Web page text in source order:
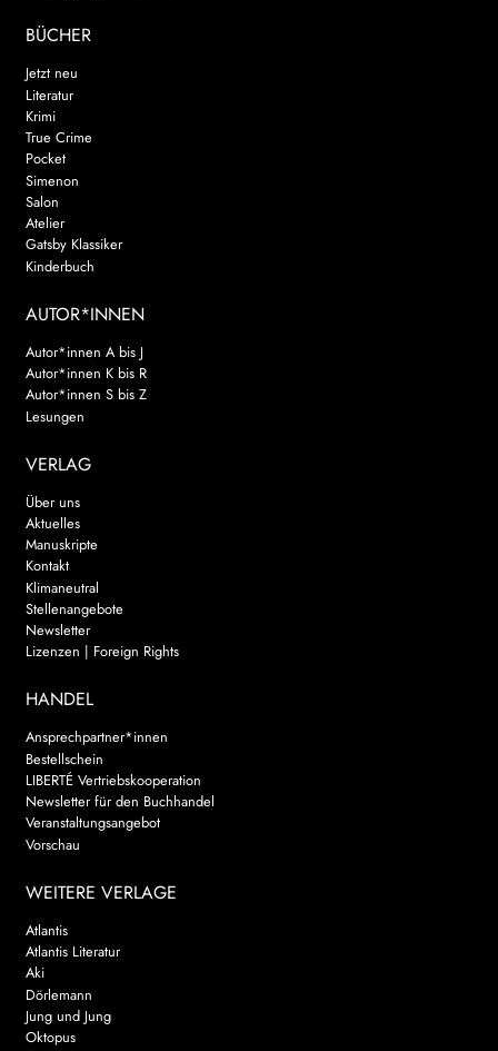
BÜCHER
Jetzt neu
Literatur
Krimi
True Crime
Pocket
Simenon
Salon
Atelier
Gatsby Klassiker
Kinderbuch
AUTOR*INNEN
Autor*innen A bis J
Autor*innen K bis R
Autor*innen S bis Z
Lesungen
VERLAG
Über uns
Aktuelles
Manuskripte
Kontakt
Klimaneutral
Stellenangebote
Newsletter
Lizenzen | Foreign Rights
HANDEL
Ansprechpartner*innen
Bestellschein
LIBERTÉ Vertriebskooperation
Newsletter für den Buchhandel
Veranstaltungsangebot
Vorschau
WEITERE VERLAGE
Atlantis
Atlantis Literatur
Aki
Dörlemann
Jung und Jung
Oktopus